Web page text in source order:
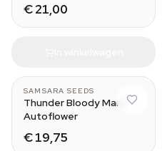
€ 21,00
SAMSARA SEEDS
Thunder Bloody Mary
Autoflower
€ 19,75